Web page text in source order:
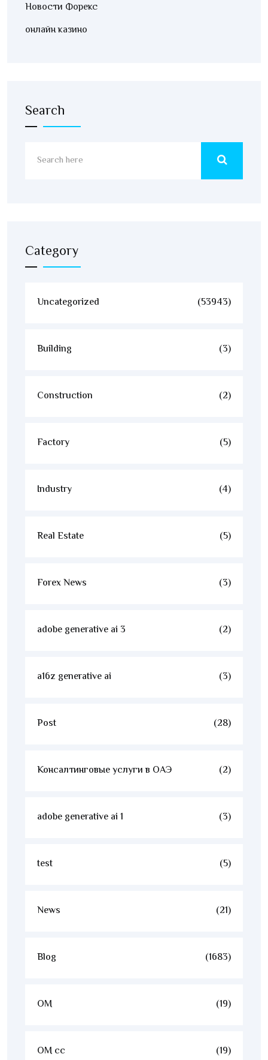
Новости Форекс
онлайн казино
Search
Category
Uncategorized (53943)
Building (3)
Construction (2)
Factory (5)
Industry (4)
Real Estate (5)
Forex News (3)
adobe generative ai 3 (2)
a16z generative ai (3)
Post (28)
Консалтинговые услуги в ОАЭ (2)
adobe generative ai 1 (3)
test (5)
News (21)
Blog (1683)
OM (19)
OM cc (19)